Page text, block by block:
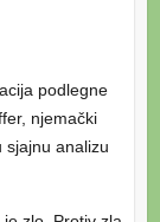
podlegne
njemački
sjajnu analizu